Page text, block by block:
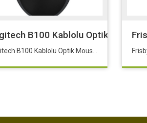
B100 Kablolu Optik Mouse